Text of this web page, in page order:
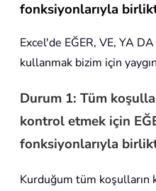
fonksiyonlarıyla
Excel'de EĞER, VE, YA
kullanmak bizim için
Durum 1: Tüm
kontrol etmek için
fonksiyonlarıyla
Kurduğum tüm koşulların